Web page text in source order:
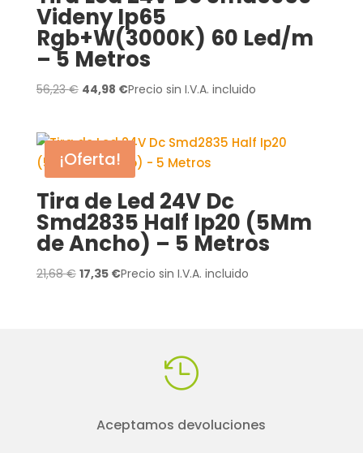
Videny Ip65
Rgb+W(3000K) 60 Led/m
– 5 Metros
56,23€ El
era:
56,23 €.
44,98 €El
es:
44,98 €.
Precio sin I.V.A. incluido
¡Oferta!
Tira de Led 24V Dc
Smd2835 Half Ip20 (5Mm
de Ancho) – 5 Metros
21,68€ El
17,35 €El
Precio sin I.V.A. incluido

Aceptamos devoluciones